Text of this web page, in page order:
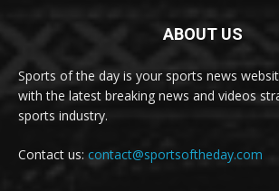
ABOUT US
Sports of the day is your sports news
with the latest breaking news and videos
sports industry.
Contact us: contact@sportsoftheday.com